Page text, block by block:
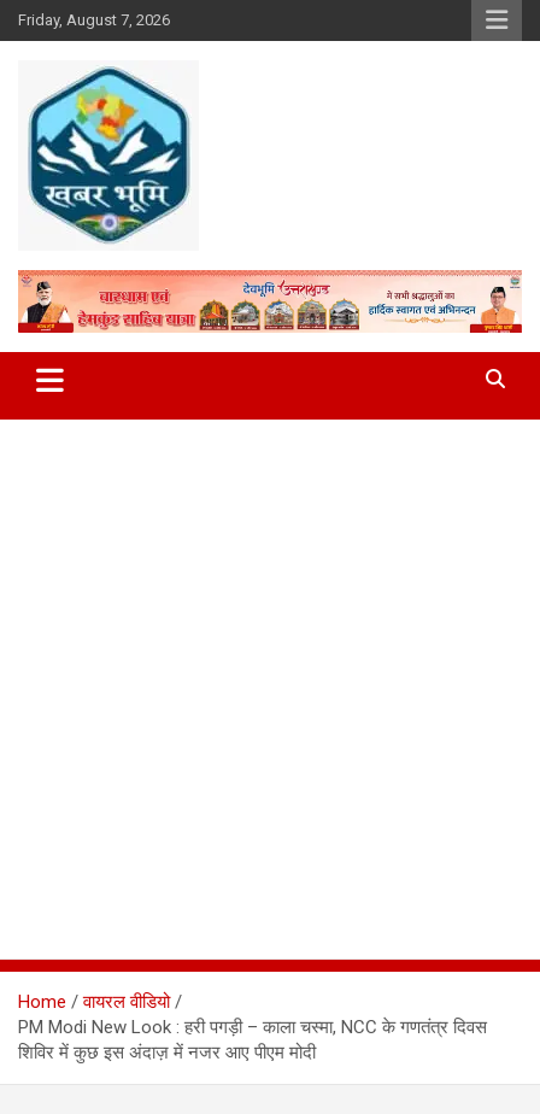
Skip
to
Friday, August 7, 2026
Khabar Bhumi
Home
वायरल वीडियो
PM Modi New Look : हरी पगड़ी – काला चस्मा, NCC के गणतंत्र दिवस
शिविर में कुछ इस अंदाज़ में नजर आए पीएम मोदी